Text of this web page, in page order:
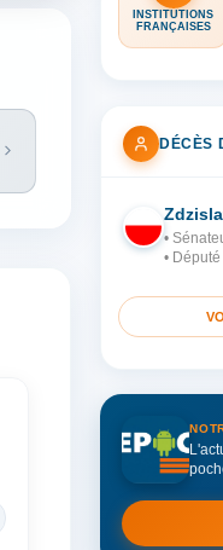
INSTITUTIONS
FRANÇAISES
DÉCÈS
PO
•
•